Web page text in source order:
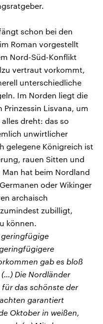
schon bei den
Roman vorgestellt
Nord-Süd-Konflikt
vertraut vorkommt,
unterschiedliche
Im Norden liegt die
Lisvana, um
dreht: das so
unwirtlicher
gelegene Königreich ist
rauen Sitten und
hat beim Nordland
oder Wikinger
archaisch
zubilligt,
können.
geringfügige
gab es bloß
Die Nordländer
das schönste der
garantiert
Oktober in weißen,